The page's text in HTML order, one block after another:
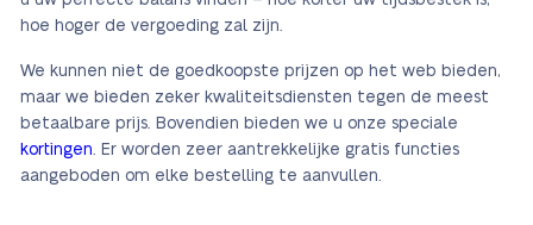
hoe hoger de vergoeding zal zijn.
We kunnen niet de goedkoopste prijzen op het web bieden,
maar we bieden zeker kwaliteitsdiensten tegen de meest
betaalbare prijs. Bovendien bieden we u onze speciale
kortingen. Er worden zeer aantrekkelijke gratis functies
aangeboden om elke bestelling te aanvullen.